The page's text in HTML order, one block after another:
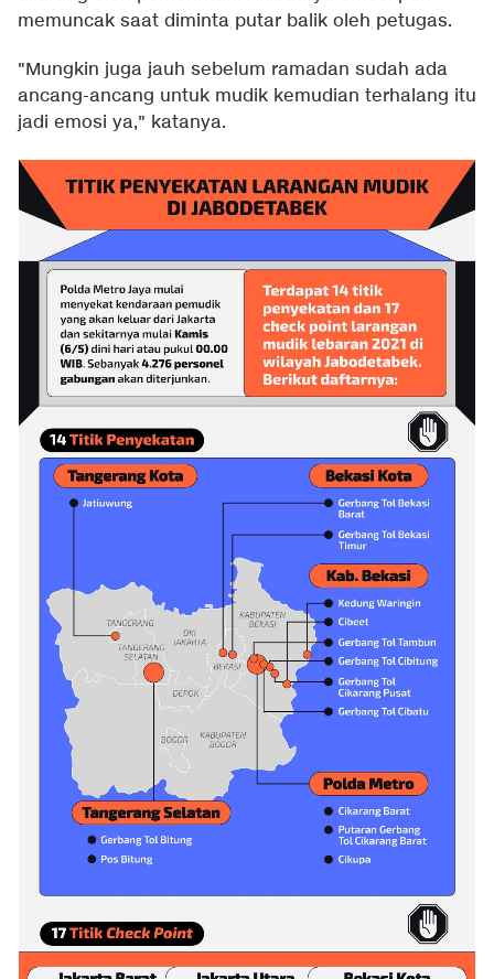
memuncak saat diminta putar balik oleh petugas.
"Mungkin juga jauh sebelum ramadan sudah ada
ancang-ancang untuk mudik kemudian terhalang itu
jadi emosi ya," katanya.